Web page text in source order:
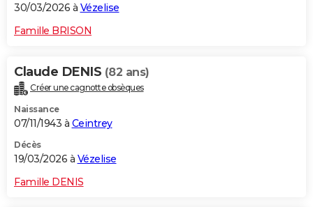
30/03/2026 à Vézelise
Famille BRISON
Claude DENIS (82 ans)
Créer une cagnotte obsèques
Naissance
07/11/1943 à Ceintrey
Décès
19/03/2026 à Vézelise
Famille DENIS